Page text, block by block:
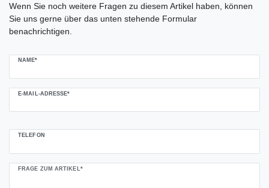
Wenn Sie noch weitere Fragen zu diesem Artikel haben, können
Sie uns gerne über das unten stehende Formular
benachrichtigen.
NAME*
E-MAIL-ADRESSE*
TELEFON
FRAGE ZUM ARTIKEL*